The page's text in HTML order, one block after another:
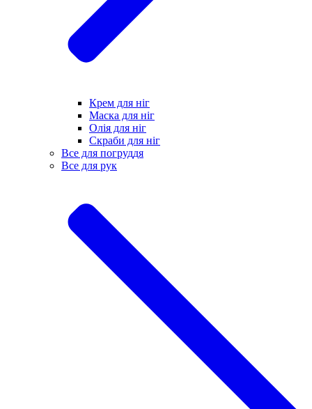
Крем для ніг
Маска для ніг
Олія для ніг
Скраби для ніг
Все для погруддя
Все для рук